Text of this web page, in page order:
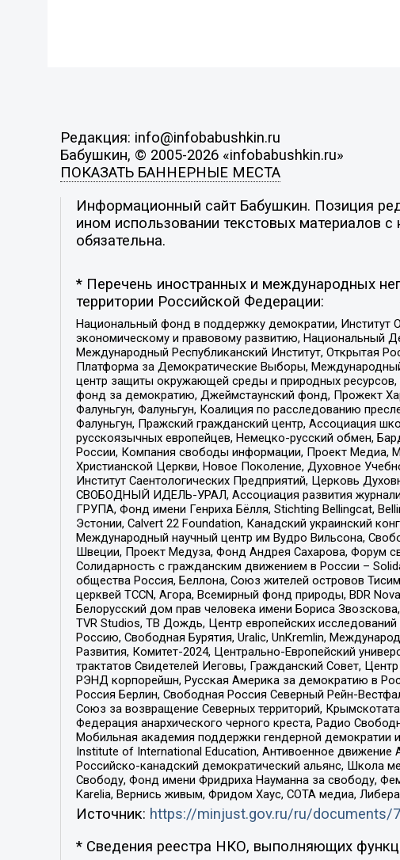
Редакция: info@infobabushkin.ru
Бабушкин, © 2005-2026 «infobabushkin.ru»
ПОКАЗАТЬ БАННЕРНЫЕ МЕСТА
Информационный сайт Бабушкин. Позиция
ином использовании текстовых материалов
обязательна.
* Перечень иностранных и международных
территории Российской Федерации:
Национальный фонд в поддержку демократии,
экономическому и правовому развитию, Национальный
Международный Республиканский Институт, Открытая
Платформа за Демократические Выборы,
центр защиты окружающей среды и природных ресурсов,
фонд за демократию, Джеймстаунский фонд, Прожект
Фалуньгун, Фалуньгун, Коалиция по расследованию
Фалуньгун, Пражский гражданский центр, Ассоциация
русскоязычных европейцев, Немецко-русский обмен,
России, Компания свободы информации, Проект Медиа,
Христианской Церкви, Новое Поколение, Духовное
Институт Саентологических Предприятий, Церковь
СВОБОДНЫЙ ИДЕЛЬ-УРАЛ, Ассоциация развития
ГРУПА, Фонд имени Генриха Бёлля, Stichting Bellingcat,
Эстонии, Calvert 22 Foundation, Канадский украинский
Международный научный центр им Вудро Вильсона,
Швеции, Проект Медуза, Фонд Андрея Сахарова, Форум
Солидарность с гражданским движением в России –
общества Россия, Беллона, Союз жителей островов
церквей TCCN, Агора, Всемирный фонд природы, BDR
Белорусский дом прав человека имени Бориса
TVR Studios, ТВ Дождь, Центр европейских
Россию, Свободная Бурятия, Uralic, UnKremlin,
Развития, Комитет-2024, Центрально-Европейский
трактатов Свидетелей Иеговы, Гражданский Совет,
РЭНД корпорейшн, Русская Америка за демократию в
Россия Берлин, Свободная Россия Северный Рейн-
Союз за возвращение Северных территорий,
Федерация анархического черного креста, Радио
Мобильная академия поддержки гендерной демократии
Institute of International Education, Антивоенное
Российско-канадский демократический альянс, Школа
Свободу, Фонд имени Фридриха Науманна за свободу,
Karelia, Вернись живым, Фридом Хаус, СОТА медиа,
Источник: https://minjust.gov.ru/ru/documents/
* Сведения реестра НКО, выполняющих